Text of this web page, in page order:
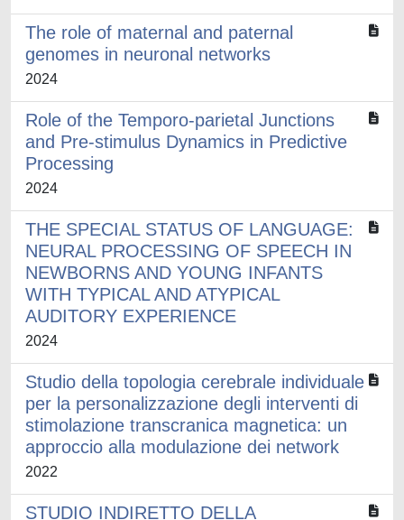
The role of maternal and paternal
genomes in neuronal networks
2024
Role of the Temporo-parietal Junctions
and Pre-stimulus Dynamics in Predictive
Processing
2024
THE SPECIAL STATUS OF LANGUAGE:
NEURAL PROCESSING OF SPEECH IN
NEWBORNS AND YOUNG INFANTS
WITH TYPICAL AND ATYPICAL
AUDITORY EXPERIENCE
2024
Studio della topologia cerebrale individuale
per la personalizzazione degli interventi di
stimolazione transcranica magnetica: un
approccio alla modulazione dei network
2022
STUDIO INDIRETTO DELLA